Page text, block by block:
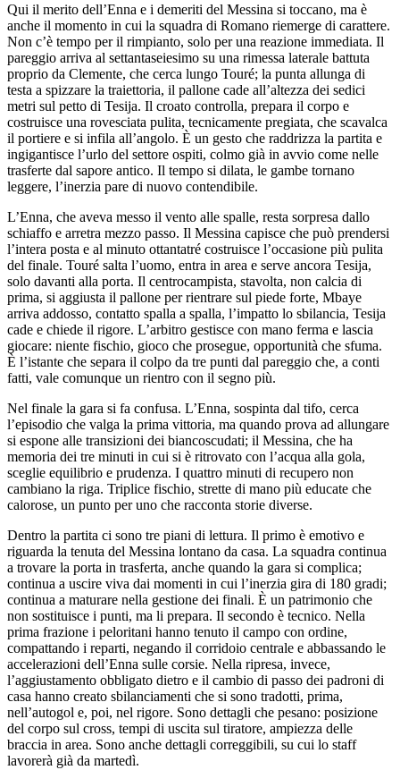
Qui il merito dell’Enna e i demeriti del Messina si toccano, ma è
anche il momento in cui la squadra di Romano riemerge di carattere.
Non c’è tempo per il rimpianto, solo per una reazione immediata. Il
pareggio arriva al settantaseiesimo su una rimessa laterale battuta
proprio da Clemente, che cerca lungo Touré; la punta allunga di
testa a spizzare la traiettoria, il pallone cade all’altezza dei sedici
metri sul petto di Tesija. Il croato controlla, prepara il corpo e
costruisce una rovesciata pulita, tecnicamente pregiata, che scavalca
il portiere e si infila all’angolo. È un gesto che raddrizza la partita e
ingigantisce l’urlo del settore ospiti, colmo già in avvio come nelle
trasferte dal sapore antico. Il tempo si dilata, le gambe tornano
leggere, l’inerzia pare di nuovo contendibile.
L’Enna, che aveva messo il vento alle spalle, resta sorpresa dallo
schiaffo e arretra mezzo passo. Il Messina capisce che può prendersi
l’intera posta e al minuto ottantatré costruisce l’occasione più pulita
del finale. Touré salta l’uomo, entra in area e serve ancora Tesija,
solo davanti alla porta. Il centrocampista, stavolta, non calcia di
prima, si aggiusta il pallone per rientrare sul piede forte, Mbaye
arriva addosso, contatto spalla a spalla, l’impatto lo sbilancia, Tesija
cade e chiede il rigore. L’arbitro gestisce con mano ferma e lascia
giocare: niente fischio, gioco che prosegue, opportunità che sfuma.
È l’istante che separa il colpo da tre punti dal pareggio che, a conti
fatti, vale comunque un rientro con il segno più.
Nel finale la gara si fa confusa. L’Enna, sospinta dal tifo, cerca
l’episodio che valga la prima vittoria, ma quando prova ad allungare
si espone alle transizioni dei biancoscudati; il Messina, che ha
memoria dei tre minuti in cui si è ritrovato con l’acqua alla gola,
sceglie equilibrio e prudenza. I quattro minuti di recupero non
cambiano la riga. Triplice fischio, strette di mano più educate che
calorose, un punto per uno che racconta storie diverse.
Dentro la partita ci sono tre piani di lettura. Il primo è emotivo e
riguarda la tenuta del Messina lontano da casa. La squadra continua
a trovare la porta in trasferta, anche quando la gara si complica;
continua a uscire viva dai momenti in cui l’inerzia gira di 180 gradi;
continua a maturare nella gestione dei finali. È un patrimonio che
non sostituisce i punti, ma li prepara. Il secondo è tecnico. Nella
prima frazione i peloritani hanno tenuto il campo con ordine,
compattando i reparti, negando il corridoio centrale e abbassando le
accelerazioni dell’Enna sulle corsie. Nella ripresa, invece,
l’aggiustamento obbligato dietro e il cambio di passo dei padroni di
casa hanno creato sbilanciamenti che si sono tradotti, prima,
nell’autogol e, poi, nel rigore. Sono dettagli che pesano: posizione
del corpo sul cross, tempi di uscita sul tiratore, ampiezza delle
braccia in area. Sono anche dettagli correggibili, su cui lo staff
lavorerà già da martedì.